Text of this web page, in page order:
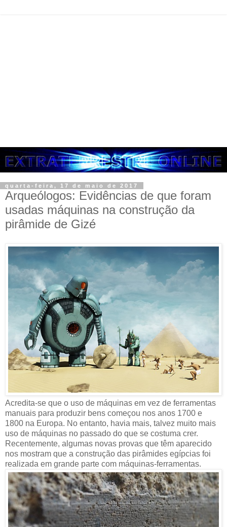
quarta-feira, 17 de maio de 2017
Arqueólogos: Evidências de que foram
usadas máquinas na construção da
pirâmide de Gizé
Acredita-se que o uso de máquinas em vez de ferramentas
manuais para produzir bens começou nos anos 1700 e
1800 na Europa. No entanto, havia mais, talvez muito mais
uso de máquinas no passado do que se costuma crer.
Recentemente, algumas novas provas que têm aparecido
nos mostram que a construção das pirâmides egípcias foi
realizada em grande parte com máquinas-ferramentas.